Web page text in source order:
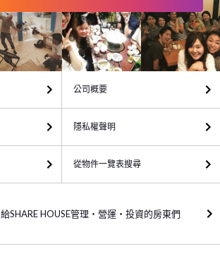
公司概要
隱私權聲明
從物件一覽表搜尋
給SHARE HOUSE管理・營運・投資的房東們